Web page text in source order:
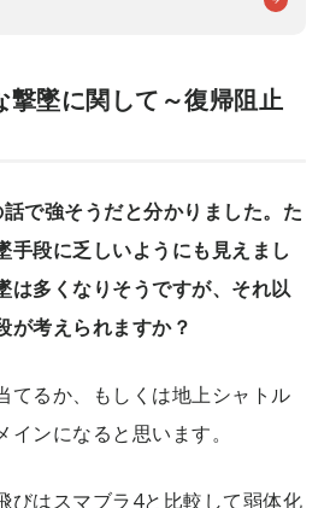
撃墜に関して～復帰阻止
で強そうだと分かりました。た
手段に乏しいようにも見えまし
は多くなりそうですが、それ以
が考えられますか？
てるか、もしくは地上シャトル
ンになると思います。
びはスマブラ4と比較して弱体化